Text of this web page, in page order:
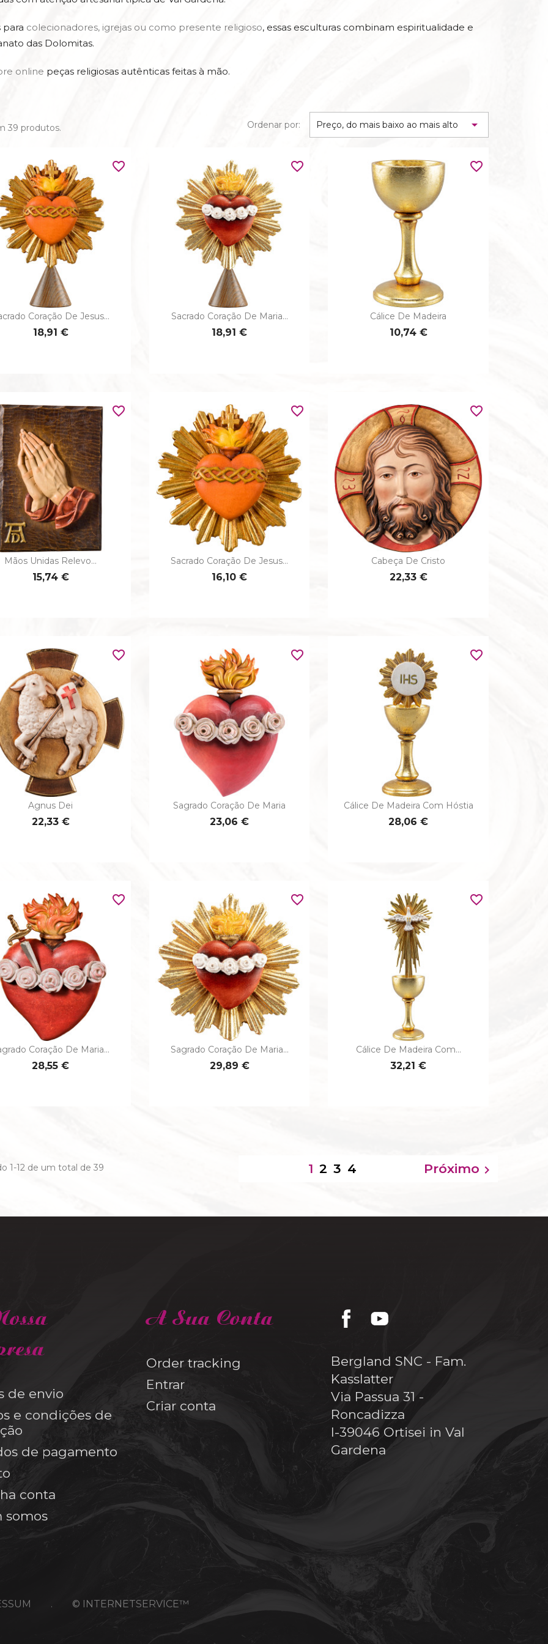
SANTOS
TITULUS CRUCIS
BENDITERAS
para colecionadores, igrejas ou como presente religioso, essas esculturas combinam espiritualidade e
das Dolomitas.
online peças religiosas autênticas feitas à mão.
39 produtos. Ordenar por: Preço, do mais baixo ao mais alto 
Vista rápida
Coração De Jesus...
18,91 €
favorite_border
Vista rápida
Sacrado Coração De Maria...
18,91 €
favorite_border
Vista rápida
Cálice De Madeira
10,74 €
favorite_border
 Vista rápida
Mãos Unidas Relevo...
15,74 €
favorite_border
Vista rápida
Sacrado Coração De Jesus...
16,10 €
favorite_border
Vista rápida
Cabeça De Cristo
22,33 €
favorite_border
Vista rápida
Agnus Dei
22,33 €
favorite_border
 Vista rápida
Sagrado Coração De Maria
23,06 €
favorite_border
 Vista rápida
Cálice De Madeira Com Hóstia
28,06 €
favorite_border
 Vista rápida
Coração De Maria...
28,55 €
favorite_border
 Vista rápida
Sagrado Coração De Maria...
29,89 €
favorite_border
Vista rápida
Cálice De Madeira Com...
32,21 €
favorite_border
1-12 de um total de 39 1 2 3 4 Próximo 
de envio
e condições de
de pagamento
conta
somos
A Sua Conta
Order tracking
Entrar
Criar conta
Bergland SNC - Fam.
Kasslatter
Via Passua 31 -
Roncadizza
I-39046 Ortisei in Val
Gardena
. © INTERNETSERVICE™